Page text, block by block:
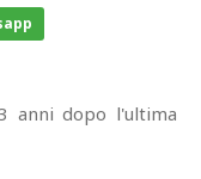
anni dopo l'ultima